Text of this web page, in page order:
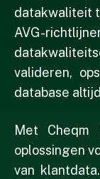
datakwaliteit
AVG-
valideren,
database
Met Cheqm
oplossingen
van